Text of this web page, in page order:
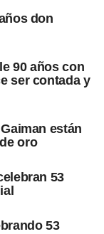
don
90 años con
ser contada y
están
oro
53
53